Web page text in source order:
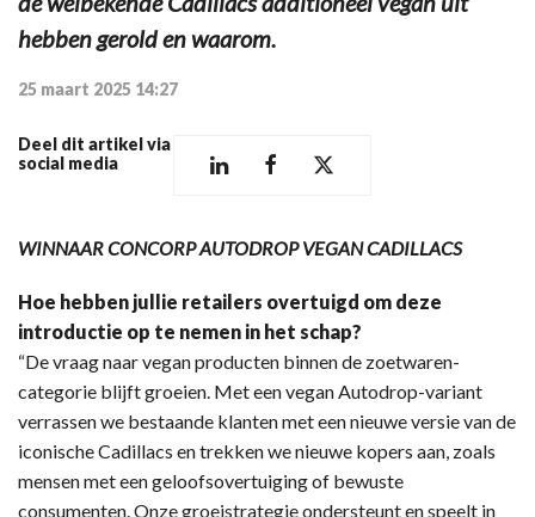
hebben gerold en waarom.
25 maart 2025 14:27
Deel dit artikel via
social media
WINNAAR CONCORP AUTODROP VEGAN CADILLACS
Hoe hebben jullie retailers overtuigd om deze
introductie op te nemen in het schap?
“De vraag naar vegan producten binnen de zoetwaren-
categorie blijft groeien. Met een vegan Autodrop-variant
verrassen we bestaande klanten met een nieuwe versie van de
iconische Cadillacs en trekken we nieuwe kopers aan, zoals
mensen met een geloofsovertuiging of bewuste
consumenten. Onze groeistrategie ondersteunt en speelt in